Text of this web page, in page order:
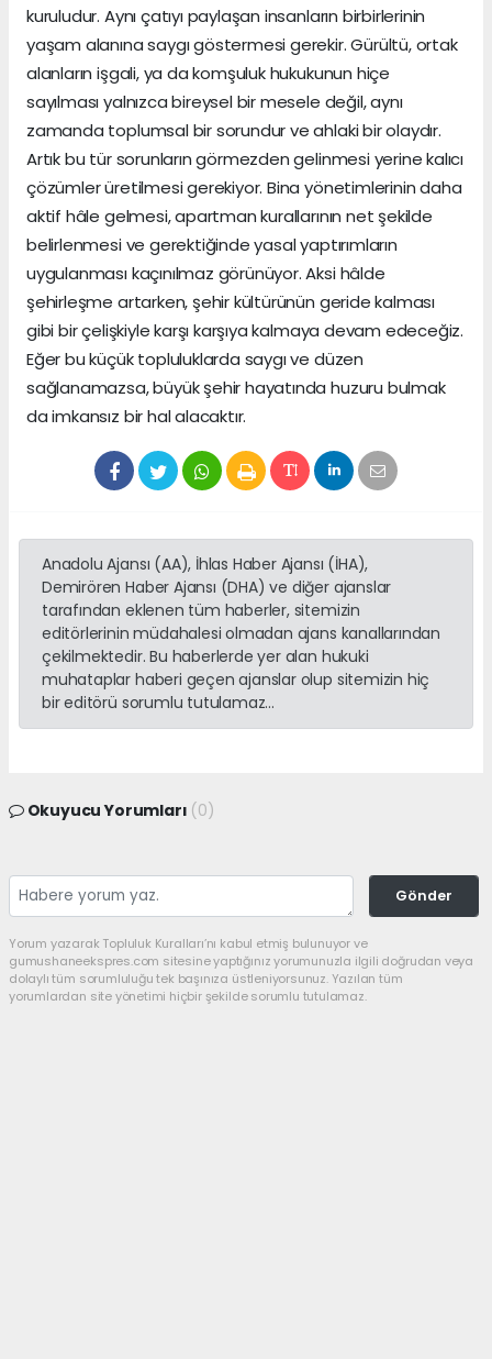
kuruludur. Aynı çatıyı paylaşan insanların birbirlerinin
yaşam alanına saygı göstermesi gerekir. Gürültü, ortak
alanların işgali, ya da komşuluk hukukunun hiçe
sayılması yalnızca bireysel bir mesele değil, aynı
zamanda toplumsal bir sorundur ve ahlaki bir olaydır.
Artık bu tür sorunların görmezden gelinmesi yerine kalıcı
çözümler üretilmesi gerekiyor. Bina yönetimlerinin daha
aktif hâle gelmesi, apartman kurallarının net şekilde
belirlenmesi ve gerektiğinde yasal yaptırımların
uygulanması kaçınılmaz görünüyor. Aksi hâlde
şehirleşme artarken, şehir kültürünün geride kalması
gibi bir çelişkiyle karşı karşıya kalmaya devam edeceğiz.
Eğer bu küçük topluluklarda saygı ve düzen
sağlanamazsa, büyük şehir hayatında huzuru bulmak
da imkansız bir hal alacaktır.
Anadolu Ajansı (AA), İhlas Haber Ajansı (İHA),
Demirören Haber Ajansı (DHA) ve diğer ajanslar
tarafından eklenen tüm haberler, sitemizin
editörlerinin müdahalesi olmadan ajans kanallarından
çekilmektedir. Bu haberlerde yer alan hukuki
muhataplar haberi geçen ajanslar olup sitemizin hiç
bir editörü sorumlu tutulamaz...
Okuyucu Yorumları (0)
Gönder
Yorum yazarak Topluluk Kuralları’nı kabul etmiş bulunuyor ve
gumushaneekspres.com sitesine yaptığınız yorumunuzla ilgili doğrudan veya
dolaylı tüm sorumluluğu tek başınıza üstleniyorsunuz. Yazılan tüm
yorumlardan site yönetimi hiçbir şekilde sorumlu tutulamaz.